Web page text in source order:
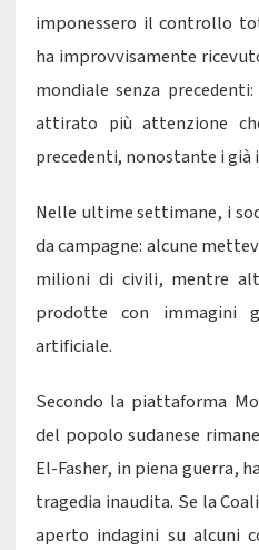
imponessero il controllo
ha improvvisamente
mondiale senza
attirato più attenzione
precedenti, nonostante i già
Nelle ultime settimane, i
da campagne: alcune
milioni di civili, mentre
prodotte con immagini
artificiale.
Secondo la piattaforma
del popolo sudanese
El-Fasher, in piena guerra,
tragedia inaudita. Se la
aperto indagini su alcuni